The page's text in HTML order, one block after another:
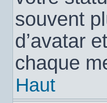
souvent
d’avatar
chaque
Haut